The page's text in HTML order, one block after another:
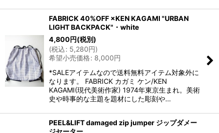
FABRICK 40%OFF ×KEN KAGAMI "URBAN
LIGHT BACKPACK"・white
4,800円(税別)
(税込: 5,280円)
希望小売価格: 8,000円
*SALEアイテムなので送料無料アイテム対象外に
なります。 FABRICK カガミ ケン/KEN
KAGAMI(現代美術作家) 1974年東京生まれ。美術
史や時事的な主題を題材にした彫刻や…
PEEL&LIFT damaged zip jumper ジップダメー
ジセーター